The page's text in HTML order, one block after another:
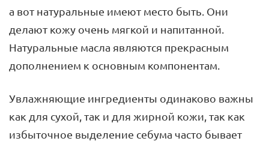
а вот натуральные имеют место быть. Они
делают кожу очень мягкой и напитанной.
Натуральные масла являются прекрасным
дополнением к основным компонентам.
Увлажняющие ингредиенты одинаково важны
как для сухой, так и для жирной кожи, так как
избыточное выделение себума часто бывает